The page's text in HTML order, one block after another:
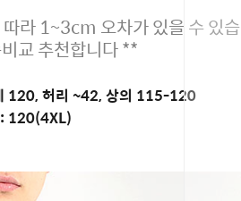
라 1~3cm 오차가 있을 수 있
교 추천합니다 **
120, 허리 ~42, 상의 115-120
120(4XL)